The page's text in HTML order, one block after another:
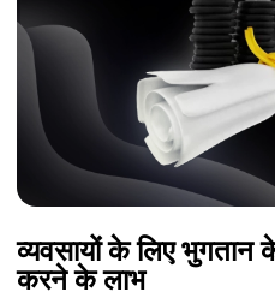
व्यवसायों के लिए
करने के लाभ